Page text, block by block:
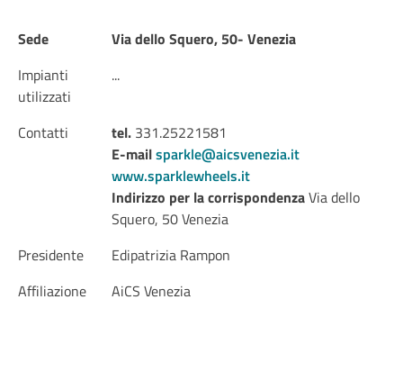
Sede
Via dello Squero, 50- Venezia
Sede
Impianti
utilizzati
...
Contatti tel. 331.25221581
E-mailsparkle@aicsvenezia.it
www.sparklewheels.it
Indirizzo per la corrispondenzaVia dello
Squero, 50 Venezia
Presidente
Edipatrizia Rampon
Affiliazione
AiCS Venezia